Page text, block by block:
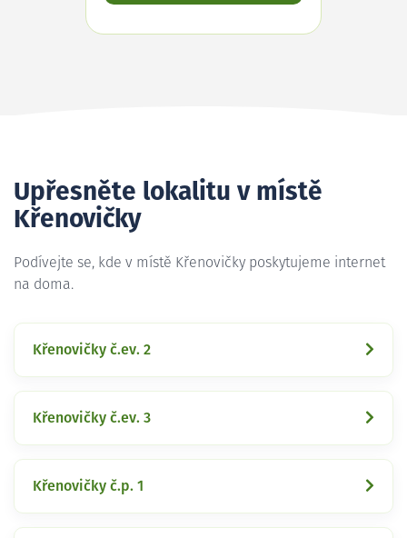
Upřesněte lokalitu v místě
Křenovičky
Podívejte se, kde v místě Křenovičky poskytujeme internet
na doma.
Křenovičky č.ev. 2
Křenovičky č.ev. 3
Křenovičky č.p. 1